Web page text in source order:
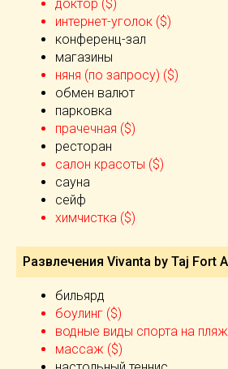
доктор ($)
интернет-уголок ($)
конференц-зал
магазины
няня (по запросу) ($)
обмен валют
парковка
прачечная ($)
ресторан
салон красоты ($)
сауна
сейф
химчистка ($)
Развлечения Vivanta by Taj Fort
бильярд
боулинг ($)
водные виды спорта на
массаж ($)